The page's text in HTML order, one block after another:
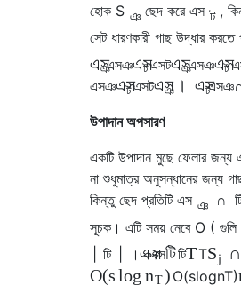
হোক S ঞছেদ করে এস ট,
সেট ধারণকারী গাছ উদ্ধার করতে
এস
ঞএসঞএস
টএসটএস
ঞএসঞএস
ট
এসঞএস
টএসটএস
ঞ । এস
টএসঞ
উপাদান অপসারণ
একটি উপাদান মুছে ফেলার জন্য
না শুধুমাত্র অনুসন্ধানের জন্য
কিন্তু ছেদ প্রতিটি এস ঞ ∩
সূচক। এটি সময় নেবে O ( গুলি
টি । এক্স
এক্সটিটিTTSj ∩
O(s log nT) O(slognT)